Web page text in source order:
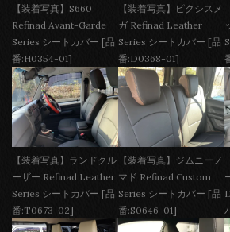
【装着写真】S660
Refinad Avant-Garde
Series シートカバー [品
番:H0354-01]
【装着写真】ピクシスメ
ガ Refinad Leather
Series シートカバー [品
番:D0368-01]
【装着写真】ランドクル
ーザー Refinad Leather
Series シートカバー [品
番:T0673-02]
【装着写真】ジムニーノ
マド Refinad Custom
Series シートカバー [品
番:S0646-01]